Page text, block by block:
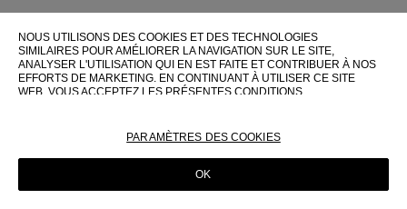
NOUS UTILISONS DES COOKIES ET DES TECHNOLOGIES
SIMILAIRES POUR AMÉLIORER LA NAVIGATION SUR LE SITE,
ANALYSER L'UTILISATION QUI EN EST FAITE ET CONTRIBUER À NOS
EFFORTS DE MARKETING. EN CONTINUANT À UTILISER CE SITE
WEB, VOUS ACCEPTEZ LES PRÉSENTES CONDITIONS
POUR PLUS D'INFORMATIONS SUR CES TECHNOLOGIES ET LEUR
UTILISATION SUR CE SITE WEB, VEUILLEZ CONSULTER NOTRE
POLITIQUE EN MATIÈRE DE COOKIES
PARAMÈTRES DES COOKIES
OK